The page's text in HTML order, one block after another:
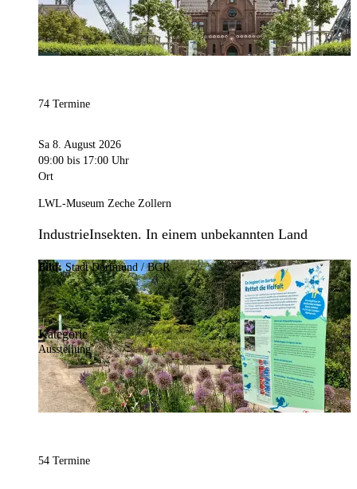
74 Termine
Sa 8. August 2026
09:00 bis 17:00 Uhr
Ort
LWL-Museum Zeche Zollern
IndustrieInsekten. In einem unbekannten Land
Bild: Stadt Dortmund / BGR
Kategorie
Ausstellung
54 Termine